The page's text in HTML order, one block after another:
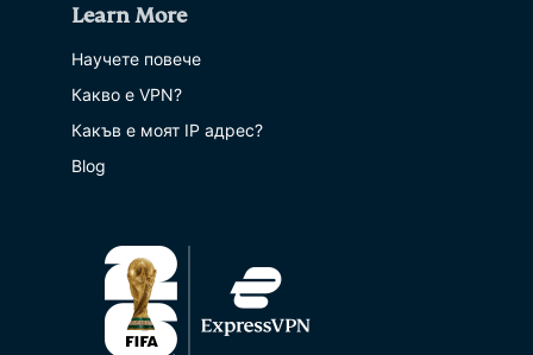
Learn More
Научете повече
Какво е VPN?
Какъв е моят IP адрес?
Blog